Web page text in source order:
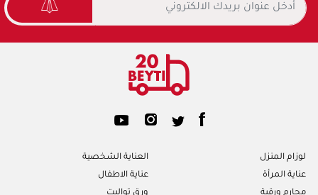
لوزام المنزل
العناية الشخصية
عناية المرأة
عناية الاطفال
محارم ورقية
ورق تواليت